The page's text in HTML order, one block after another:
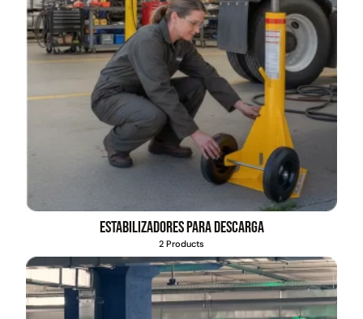
Estabilizadores para descarga
2 Products